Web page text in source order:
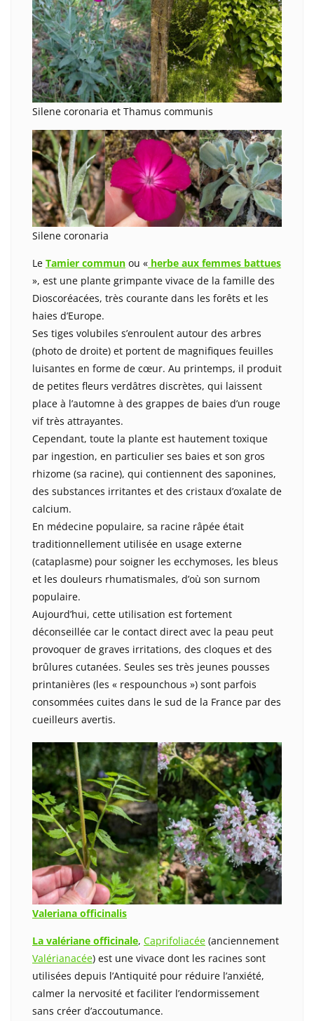
Silene coronaria et Thamus communis
Silene coronaria
Le Tamier commun ou « herbe aux femmes battues
», est une plante grimpante vivace de la famille des
Dioscoréacées, très courante dans les forêts et les
haies d’Europe.
Ses tiges volubiles s’enroulent autour des arbres
(photo de droite) et portent de magnifiques feuilles
luisantes en forme de cœur. Au printemps, il produit
de petites fleurs verdâtres discrètes, qui laissent
place à l’automne à des grappes de baies d’un rouge
vif très attrayantes.
Cependant, toute la plante est hautement toxique
par ingestion, en particulier ses baies et son gros
rhizome (sa racine), qui contiennent des saponines,
des substances irritantes et des cristaux d’oxalate de
calcium.
En médecine populaire, sa racine râpée était
traditionnellement utilisée en usage externe
(cataplasme) pour soigner les ecchymoses, les bleus
et les douleurs rhumatismales, d’où son surnom
populaire.
Aujourd’hui, cette utilisation est fortement
déconseillée car le contact direct avec la peau peut
provoquer de graves irritations, des cloques et des
brûlures cutanées. Seules ses très jeunes pousses
printanières (les « respounchous ») sont parfois
consommées cuites dans le sud de la France par des
cueilleurs avertis.
Valeriana officinalis
La valériane officinale, Caprifoliacée (anciennement
Valérianacée) est une vivace dont les racines sont
utilisées depuis l’Antiquité pour réduire l’anxiété,
calmer la nervosité et faciliter l’endormissement
sans créer d’accoutumance.